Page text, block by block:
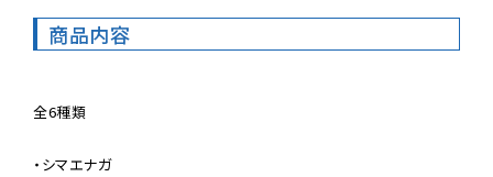
商品内容
全6種類
・シマエナガ